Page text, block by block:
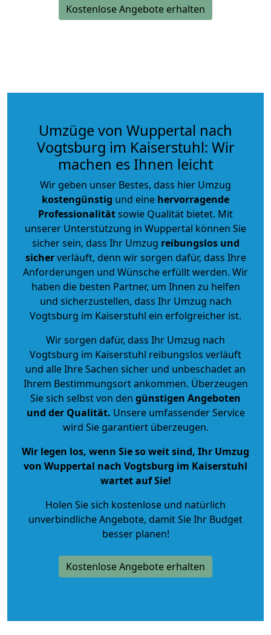
Kostenlose Angebote erhalten
Umzüge von Wuppertal nach
Vogtsburg im Kaiserstuhl: Wir
machen es Ihnen leicht
Wir geben unser Bestes, dass hier Umzug
kostengünstig und eine hervorragende
Professionalitätsowie Qualität bietet. Mit
unserer Unterstützung in Wuppertal können Sie
sicher sein, dass Ihr Umzug reibungslos und
sicherverläuft, denn wir sorgen dafür, dass Ihre
Anforderungen und Wünsche erfüllt werden. Wir
haben die besten Partner, um Ihnen zu helfen
und sicherzustellen, dass Ihr Umzug nach
Vogtsburg im Kaiserstuhl ein erfolgreicher ist.
Wir sorgen dafür, dass Ihr Umzug nach
Vogtsburg im Kaiserstuhl reibungslos verläuft
und alle Ihre Sachen sicher und unbeschadet an
Ihrem Bestimmungsort ankommen. Überzeugen
Sie sich selbst von den günstigen Angeboten
und der Qualität. Unsere umfassender Service
wird Sie garantiert überzeugen.
Wir legen los, wenn Sie so weit sind, Ihr Umzug
von Wuppertal nach Vogtsburg im Kaiserstuhl
wartet auf Sie!
Holen Sie sich kostenlose und natürlich
unverbindliche Angebote, damit Sie Ihr Budget
besser planen!
Kostenlose Angebote erhalten